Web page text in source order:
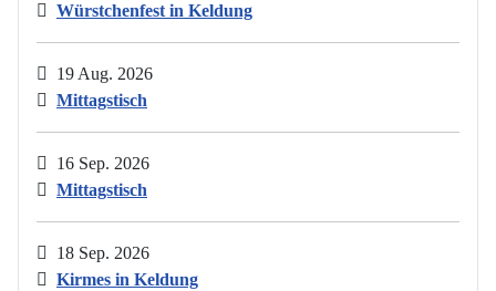
Würstchenfest in Keldung
19 Aug. 2026
Mittagstisch
16 Sep. 2026
Mittagstisch
18 Sep. 2026
Kirmes in Keldung